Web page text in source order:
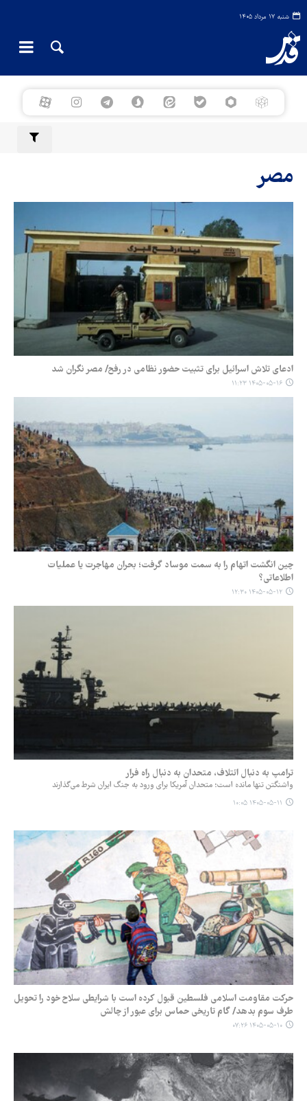
شنبه ۱۷ مرداد ۱۴۰۵
مصر
ادعای تلاش اسرائیل برای تثبیت حضور نظامی در رفح/ مصر نگران شد
۱۴۰۵-۰۵-۱۶ ۱۱:۲۳
چین انگشت اتهام را به سمت موساد گرفت؛ بحران مهاجرت یا عملیات
اطلاعاتی؟
۱۴۰۵-۰۵-۱۲ ۱۲:۳۰
ترامپ به دنبال ائتلاف، متحدان به دنبال راه فرار
واشنگتن تنها مانده است؛ متحدان آمریکا برای ورود به جنگ ایران شرط می‌گذارند
۱۴۰۵-۰۵-۱۱ ۱۰:۰۵
حرکت مقاومت اسلامی فلسطین قبول کرده است با شرایطی سلاح خود را تحویل
طرف سوم بدهد/ گام تاریخی حماس برای عبور از چالش
۱۴۰۵-۰۵-۱۰ ۰۷:۲۶